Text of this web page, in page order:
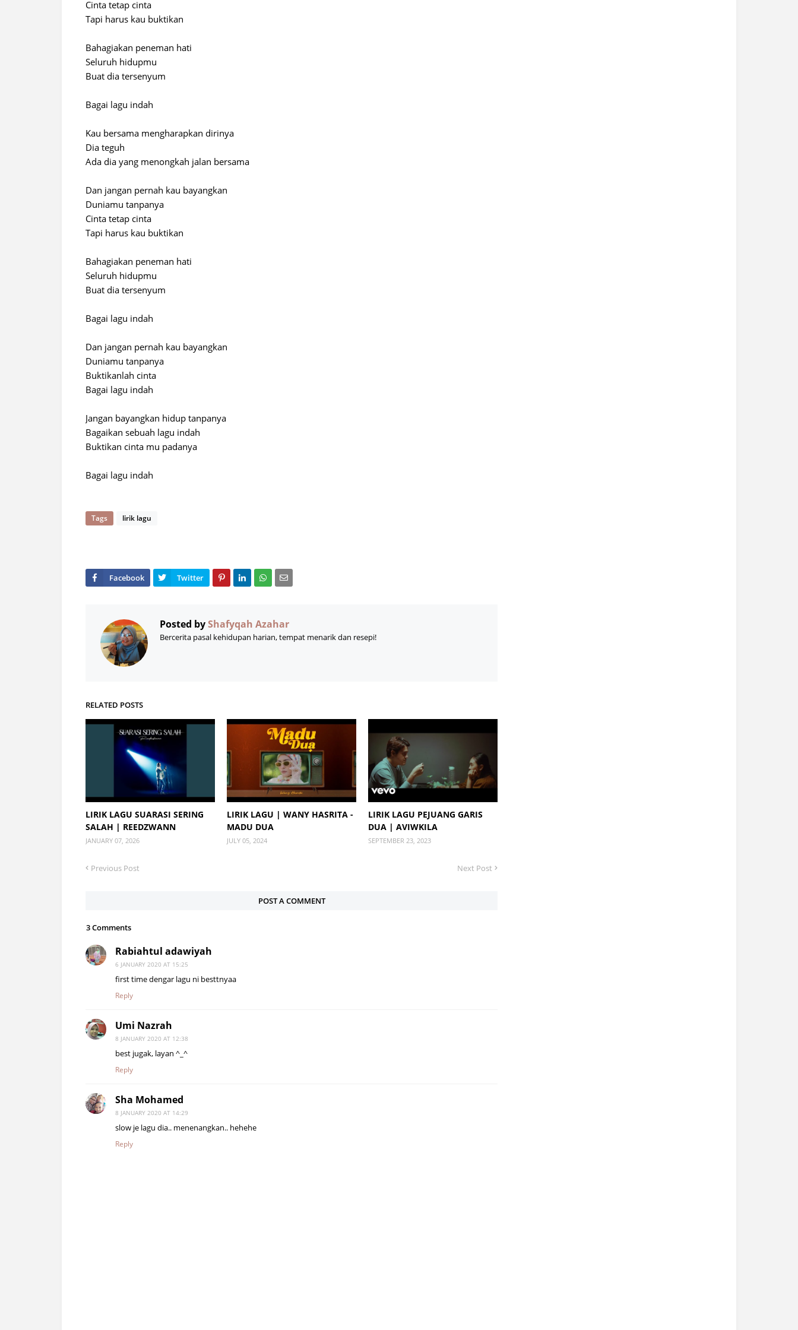
Cinta tetap cinta
Tapi harus kau buktikan
Bahagiakan peneman hati
Seluruh hidupmu
Buat dia tersenyum
Bagai lagu indah
Kau bersama mengharapkan dirinya
Dia teguh
Ada dia yang menongkah jalan bersama
Dan jangan pernah kau bayangkan
Duniamu tanpanya
Cinta tetap cinta
Tapi harus kau buktikan
Bahagiakan peneman hati
Seluruh hidupmu
Buat dia tersenyum
Bagai lagu indah
Dan jangan pernah kau bayangkan
Duniamu tanpanya
Buktikanlah cinta
Bagai lagu indah
Jangan bayangkan hidup tanpanya
Bagaikan sebuah lagu indah
Buktikan cinta mu padanya
Bagai lagu indah
Tags lirik lagu
Posted byShafyqah Azahar
Bercerita pasal kehidupan harian, tempat menarik dan resepi!
RELATED POSTS
LIRIK LAGU SUARASI SERING
SALAH | REEDZWANN
JANUARY 07, 2026
LIRIK LAGU | WANY HASRITA -
MADU DUA
JULY 05, 2024
LIRIK LAGU PEJUANG GARIS
DUA | AVIWKILA
SEPTEMBER 23, 2023
Previous Post Next Post
POST A COMMENT
3 Comments
Rabiahtul adawiyah
6 JANUARY 2020 AT 15:25
first time dengar lagu ni besttnyaa
Reply
Umi Nazrah
8 JANUARY 2020 AT 12:38
best jugak, layan ^_^
Reply
Sha Mohamed
8 JANUARY 2020 AT 14:29
slow je lagu dia.. menenangkan.. hehehe
Reply